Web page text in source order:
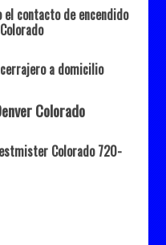
contacto de encendido
a domicilio
Colorado
Colorado 720-